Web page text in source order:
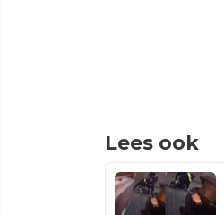
Lees ook